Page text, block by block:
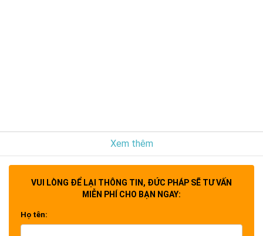
Xem thêm
VUI LÒNG ĐỂ LẠI THÔNG TIN, ĐỨC PHÁP SẼ TƯ VẤN
MIỄN PHÍ CHO BẠN NGAY:
Họ tên: